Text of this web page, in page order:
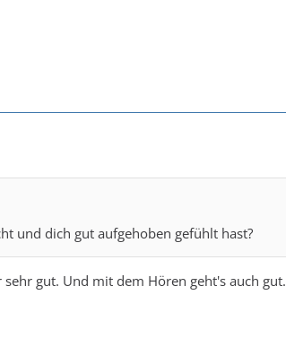
und dich gut aufgehoben gefühlt hast?
gut. Und mit dem Hören geht's auch gut.